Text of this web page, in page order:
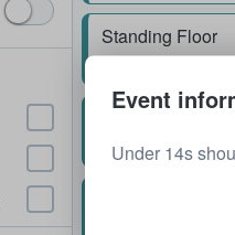
Standing Floor
2 biglietti
1 - 4 biglietti
Event
Under 14s